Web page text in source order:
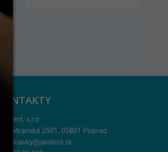
KONTAKTY
Jarident, s.r.o.
Podtatranská 2501, 05801 Poprad
objednavky@jarident.sk